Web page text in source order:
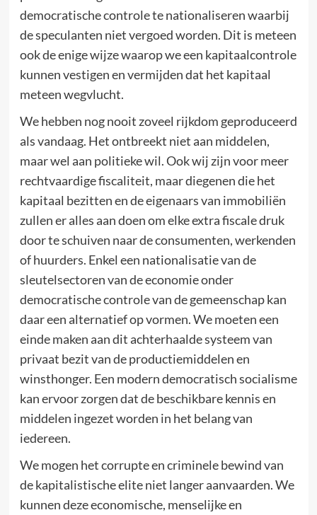
democratische controle te nationaliseren waarbij
de speculanten niet vergoed worden. Dit is meteen
ook de enige wijze waarop we een kapitaalcontrole
kunnen vestigen en vermijden dat het kapitaal
meteen wegvlucht.
We hebben nog nooit zoveel rijkdom geproduceerd
als vandaag. Het ontbreekt niet aan middelen,
maar wel aan politieke wil. Ook wij zijn voor meer
rechtvaardige fiscaliteit, maar diegenen die het
kapitaal bezitten en de eigenaars van immobiliën
zullen er alles aan doen om elke extra fiscale druk
door te schuiven naar de consumenten, werkenden
of huurders. Enkel een nationalisatie van de
sleutelsectoren van de economie onder
democratische controle van de gemeenschap kan
daar een alternatief op vormen. We moeten een
einde maken aan dit achterhaalde systeem van
privaat bezit van de productiemiddelen en
winsthonger. Een modern democratisch socialisme
kan ervoor zorgen dat de beschikbare kennis en
middelen ingezet worden in het belang van
iedereen.
We mogen het corrupte en criminele bewind van
de kapitalistische elite niet langer aanvaarden. We
kunnen deze economische, menselijke en